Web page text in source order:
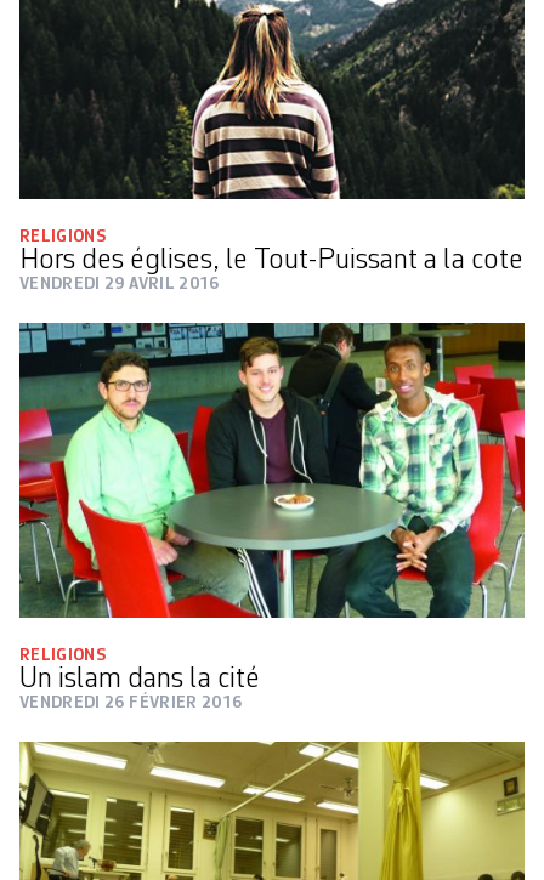
RELIGIONS
Hors des églises, le Tout-Puissant a la cote
VENDREDI 29 AVRIL 2016
RELIGIONS
Un islam dans la cité
VENDREDI 26 FÉVRIER 2016